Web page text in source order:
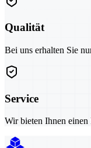
Qualität
Bei uns erhalten Sie
Service
Wir bieten Ihnen